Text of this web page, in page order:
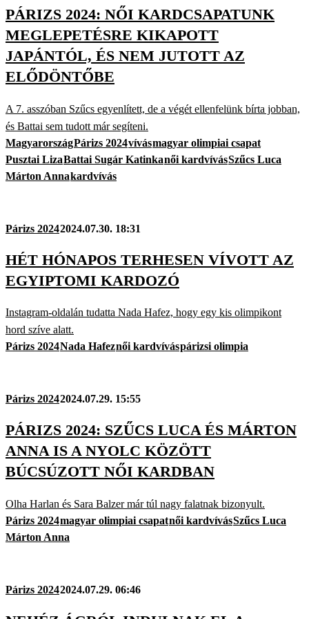
PÁRIZS 2024: NŐI KARDCSAPATUNK
MEGLEPETÉSRE KIKAPOTT
JAPÁNTÓL, ÉS NEM JUTOTT AZ
ELŐDÖNTŐBE
A 7. asszóban Szűcs egyenlített, de a végét ellenfelünk bírta jobban,
és Battai sem tudott már segíteni.
MagyarországPárizs 2024vívásmagyar olimpiai csapat
Pusztai LizaBattai Sugár Katinkanői kardvívásSzűcs Luca
Márton Annakardvívás
Párizs 20242024.07.30. 18:31
HÉT HÓNAPOS TERHESEN VÍVOTT AZ
EGYIPTOMI KARDOZÓ
Instagram-oldalán tudatta Nada Hafez, hogy egy kis olimpikont
hord szíve alatt.
Párizs 2024Nada Hafeznői kardvíváspárizsi olimpia
Párizs 20242024.07.29. 15:55
PÁRIZS 2024: SZŰCS LUCA ÉS MÁRTON
ANNA IS A NYOLC KÖZÖTT
BÚCSÚZOTT NŐI KARDBAN
Olha Harlan és Sara Balzer már túl nagy falatnak bizonyult.
Párizs 2024magyar olimpiai csapatnői kardvívásSzűcs Luca
Márton Anna
Párizs 20242024.07.29. 06:46